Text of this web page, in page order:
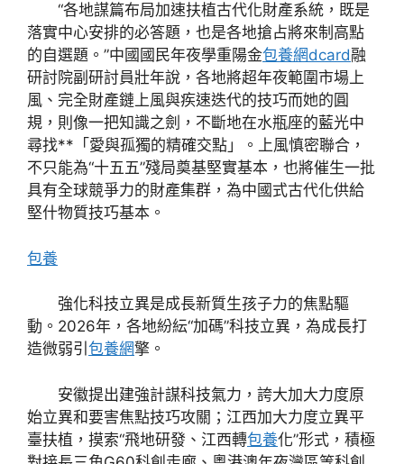
“各地謀篇布局加速扶植古代化財產系統，既是
落實中心安排的必答題，也是各地搶占將來制高點
的自選題。”中國國民年夜學重陽金包養網dcard融
研討院副研討員壯年說，各地將超年夜範圍市場上
風、完全財產鏈上風與疾速迭代的技巧而她的圓
規，則像一把知識之劍，不斷地在水瓶座的藍光中
尋找**「愛與孤獨的精確交點」。上風慎密聯合，
不只能為“十五五”殘局奠基堅實基本，也將催生一批
具有全球競爭力的財產集群，為中國式古代化供給
堅什物質技巧基本。
包養
強化科技立異是成長新質生孩子力的焦點驅
動。2026年，各地紛紜“加碼”科技立異，為成長打
造微弱引 包養網擎。
安徽提出建強計謀科技氣力，誇大加大力度原
始立異和要害焦點技巧攻關；江西加大力度立異平
臺扶植，摸索“飛地研發、江西轉包養化”形式，積極